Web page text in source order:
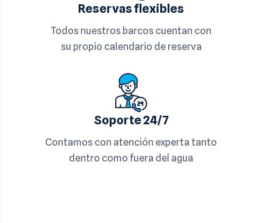
Reservas flexibles
Todos nuestros barcos cuentan con
su propio calendario de reserva
Soporte 24/7
Contamos con atención experta tanto
dentro como fuera del agua